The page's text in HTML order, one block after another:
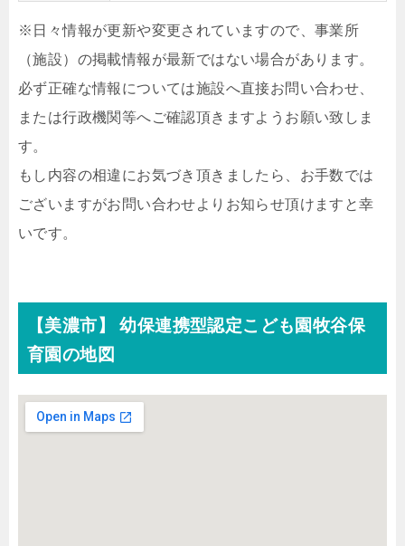
※日々情報が更新や変更されていますので、事業所
（施設）の掲載情報が最新ではない場合があります。
必ず正確な情報については施設へ直接お問い合わせ、
または行政機関等へご確認頂きますようお願い致しま
す。
もし内容の相違にお気づき頂きましたら、お手数では
ございますがお問い合わせよりお知らせ頂けますと幸
いです。
【美濃市】 幼保連携型認定こども園牧谷保
育園の地図